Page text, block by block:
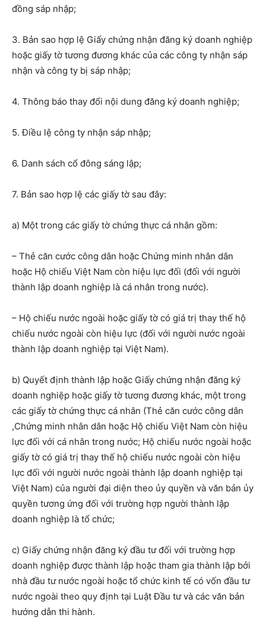
đồng sáp nhập;
3. Bản sao hợp lệ Giấy chứng nhận đăng ký doanh nghiệp
hoặc giấy tờ tương đương khác của các công ty nhận sáp
nhận và công ty bị sáp nhập;
4. Thông báo thay đổi nội dung đăng ký doanh nghiệp;
5. Điều lệ công ty nhận sáp nhập;
6. Danh sách cổ đông sáng lập;
7. Bản sao hợp lệ các giấy tờ sau đây:
a) Một trong các giấy tờ chứng thực cá nhân gồm:
– Thẻ căn cước công dân hoặc Chứng minh nhân dân
hoặc Hộ chiếu Việt Nam còn hiệu lực đối (đối với người
thành lập doanh nghiệp là cá nhân trong nước).
– Hộ chiếu nước ngoài hoặc giấy tờ có giá trị thay thế hộ
chiếu nước ngoài còn hiệu lực (đối với người nước ngoài
thành lập doanh nghiệp tại Việt Nam).
b) Quyết định thành lập hoặc Giấy chứng nhận đăng ký
doanh nghiệp hoặc giấy tờ tương đương khác, một trong
các giấy tờ chứng thực cá nhân (Thẻ căn cước công dân
,Chứng minh nhân dân hoặc Hộ chiếu Việt Nam còn hiệu
lực đối với cá nhân trong nước; Hộ chiếu nước ngoài hoặc
giấy tờ có giá trị thay thế hộ chiếu nước ngoài còn hiệu
lực đối với người nước ngoài thành lập doanh nghiệp tại
Việt Nam) của người đại diện theo ủy quyền và văn bản ủy
quyền tương ứng đối với trường hợp người thành lập
doanh nghiệp là tổ chức;
c) Giấy chứng nhận đăng ký đầu tư đối với trường hợp
doanh nghiệp được thành lập hoặc tham gia thành lập bởi
nhà đầu tư nước ngoài hoặc tổ chức kinh tế có vốn đầu tư
nước ngoài theo quy định tại Luật Đầu tư và các văn bản
hướng dẫn thi hành.